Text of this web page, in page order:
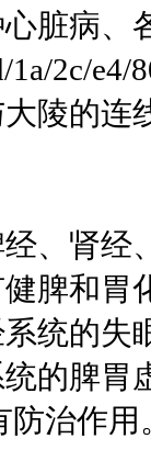
脏病、
2c/e4/
陵的连
、肾经
脾和胃
统的失
的脾胃
治作